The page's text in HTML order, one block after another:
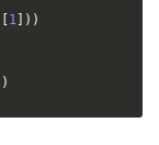
1 ) )
)